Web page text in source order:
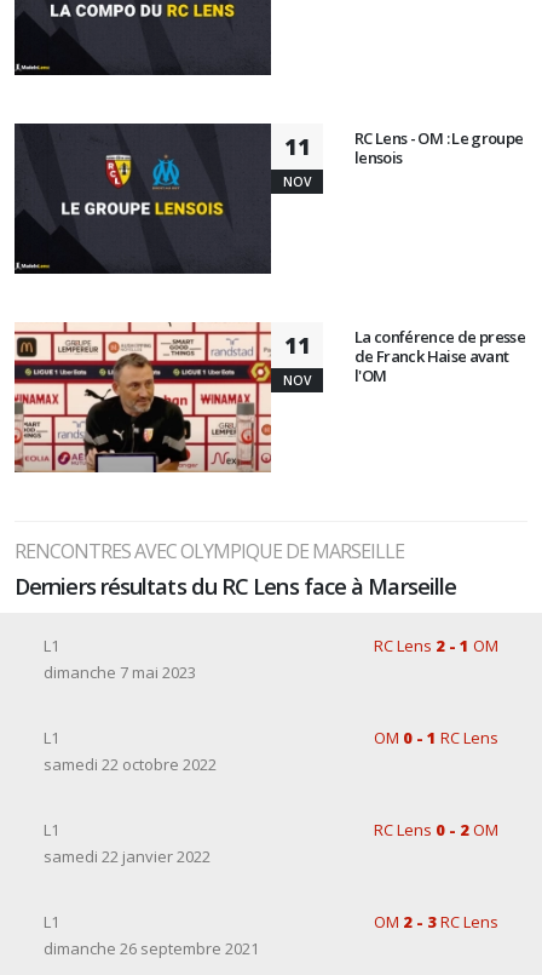
11
NOV
RC Lens - OM : Le groupe
lensois
11
NOV
La conférence de presse
de Franck Haise avant
l'OM
RENCONTRES AVEC OLYMPIQUE DE MARSEILLE
Derniers résultats du RC Lens face à Marseille
L1 RC Lens 2 - 1 OM
dimanche 7 mai 2023
L1 OM 0 - 1 RC Lens
samedi 22 octobre 2022
L1 RC Lens 0 - 2OM
samedi 22 janvier 2022
L1 OM 2 - 3RC Lens
dimanche 26 septembre 2021